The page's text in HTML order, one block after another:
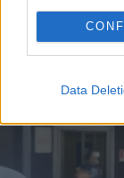
Data